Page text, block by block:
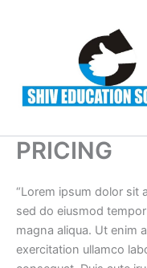
PRICING
“Lorem ipsum dolor sit
sed do eiusmod
magna aliqua. Ut enim
exercitation ullamco